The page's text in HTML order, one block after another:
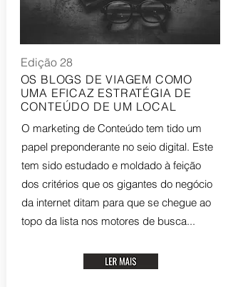
Edição 28
OS BLOGS DE VIAGEM COMO
UMA EFICAZ ESTRATÉGIA DE
CONTEÚDO DE UM LOCAL
O marketing de Conteúdo tem tido um
papel preponderante no seio digital. Este
tem sido estudado e moldado à feição
dos critérios que os gigantes do negócio
da internet ditam para que se chegue ao
topo da lista nos motores de busca...